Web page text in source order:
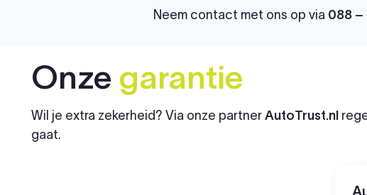
Neem contact met ons op via 088 –
Onze garantie
Wil je extra zekerheid? Via onze partner AutoTrust.nl
gaat.